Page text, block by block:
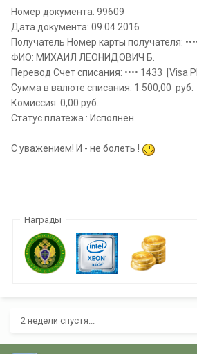
Номер документа: 99609
Дата документа: 09.04.2016
Получатель Номер карты получателя:
ФИО: МИХАИЛ ЛЕОНИДОВИЧ Б.
Перевод Счет списания: •••• 1433 [Visa
Сумма в валюте списания: 1 500,00 руб.
Комиссия: 0,00 руб.
Статус платежа : Исполнен
С уважением! И - не болеть !
Награды
2 недели спустя...